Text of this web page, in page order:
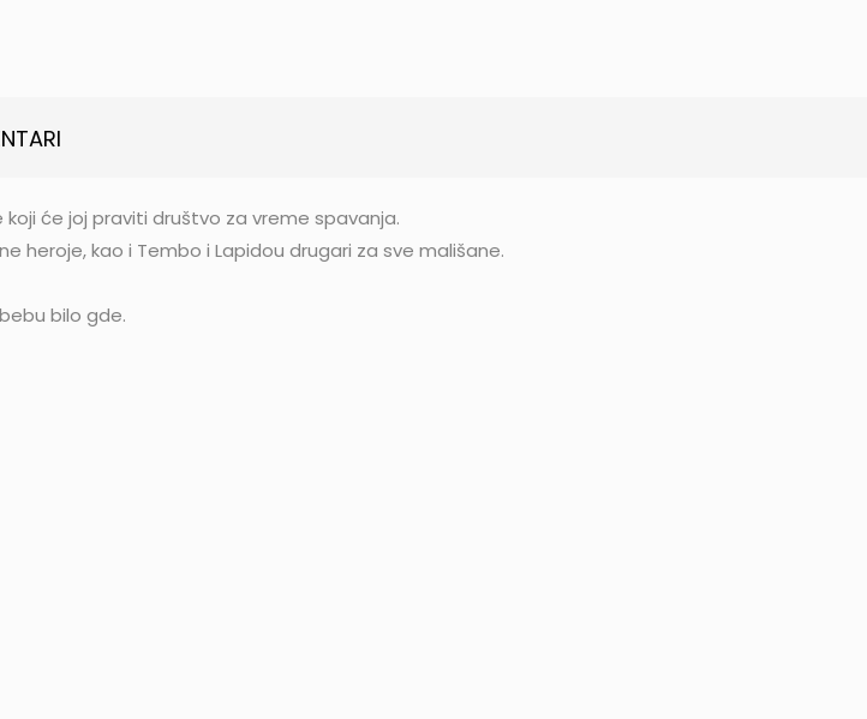
će joj praviti društvo za vreme spavanja.
heroje, kao i Tembo i Lapidou drugari za sve mališane.
bilo gde.